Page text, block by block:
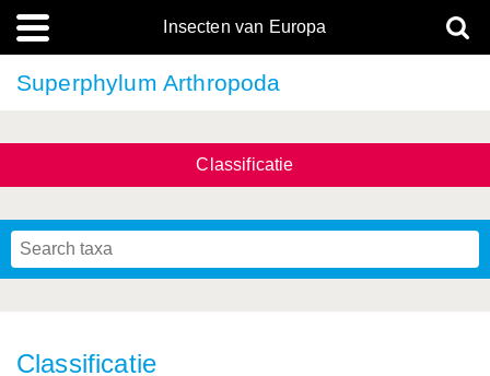
Insecten van Europa
Superphylum Arthropoda
Classificatie
Classificatie